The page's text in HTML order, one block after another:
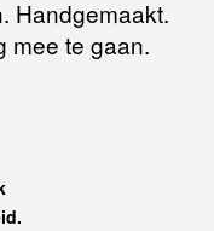
Handgemaakt.
mee te gaan.